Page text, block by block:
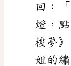
回：
燈，
樓夢
姐的